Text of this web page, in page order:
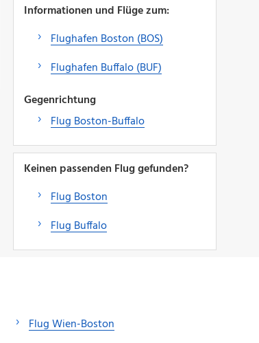
Informationen und Flüge zum:
Flughafen Boston (BOS)
Flughafen Buffalo (BUF)
Gegenrichtung
Flug Boston-Buffalo
Keinen passenden Flug gefunden?
Flug Boston
Flug Buffalo
Flug Wien-Boston